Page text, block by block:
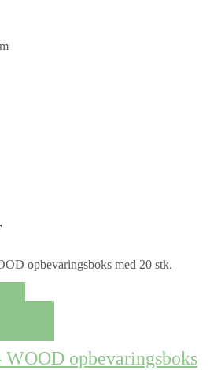
opbevaringsboks